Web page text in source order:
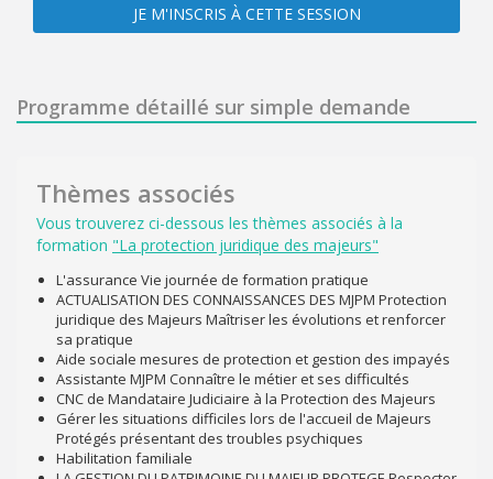
JE M'INSCRIS À CETTE SESSION
Programme détaillé sur simple demande
Thèmes associés
Vous trouverez ci-dessous les thèmes associés à la
formation "La protection juridique des majeurs"
L'assurance Vie journée de formation pratique
ACTUALISATION DES CONNAISSANCES DES MJPM Protection
juridique des Majeurs Maîtriser les évolutions et renforcer
sa pratique
Aide sociale mesures de protection et gestion des impayés
Assistante MJPM Connaître le métier et ses difficultés
CNC de Mandataire Judiciaire à la Protection des Majeurs
Gérer les situations difficiles lors de l'accueil de Majeurs
Protégés présentant des troubles psychiques
Habilitation familiale